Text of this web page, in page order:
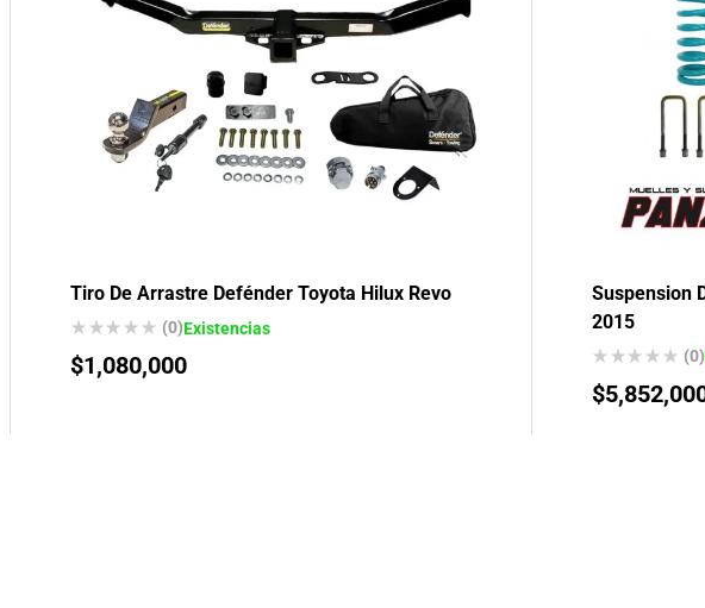
Tiro De Arrastre Defénder Toyota Hilux Revo
(0)Existencias
$1,080,000
Suspension
2015
(0)
$